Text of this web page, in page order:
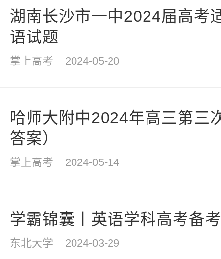
湖南长沙市一中2024届高考
语试题
掌上高考 2024-05-20
哈师大附中2024年高三第三
答案）
掌上高考 2024-05-14
学霸锦囊丨英语学科高考备
东北大学 2024-03-29